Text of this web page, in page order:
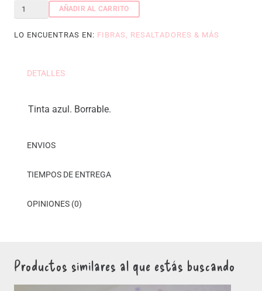
Lapicera
borrable
animalitos
Jirafa
AÑADIR AL CARRITO
LO ENCUENTRAS EN: FIBRAS, RESALTADORES & MÁS
DETALLES
Tinta azul. Borrable.
ENVIOS
TIEMPOS DE ENTREGA
OPINIONES (0)
Productos similares al que estás buscando